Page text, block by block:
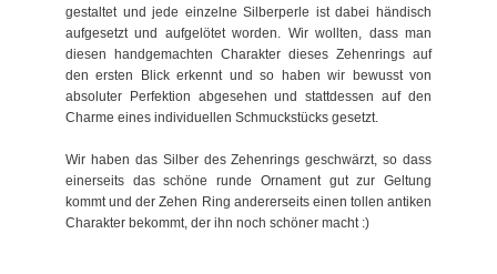
gestaltet und jede einzelne Silberperle ist dabei händisch
aufgesetzt und aufgelötet worden. Wir wollten, dass man
diesen handgemachten Charakter dieses Zehenrings auf
den ersten Blick erkennt und so haben wir bewusst von
absoluter Perfektion abgesehen und stattdessen auf den
Charme eines individuellen Schmuckstücks gesetzt.
Wir haben das Silber des Zehenrings geschwärzt, so dass
einerseits das schöne runde Ornament gut zur Geltung
kommt und der Zehen Ring andererseits einen tollen antiken
Charakter bekommt, der ihn noch schöner macht :)